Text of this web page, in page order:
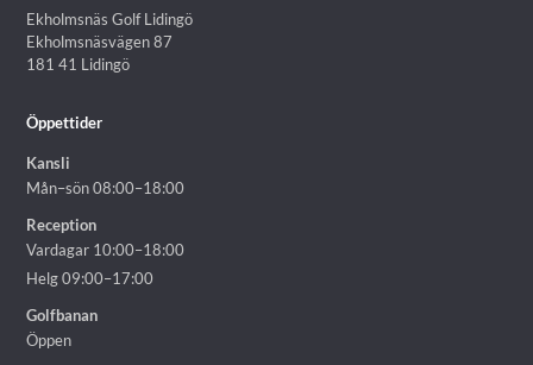
Ekholmsnäs Golf Lidingö
Ekholmsnäsvägen 87
181 41 Lidingö
Öppettider
Kansli
Mån–sön 08:00–18:00
Reception
Vardagar 10:00–18:00
Helg 09:00–17:00
Golfbanan
Öppen